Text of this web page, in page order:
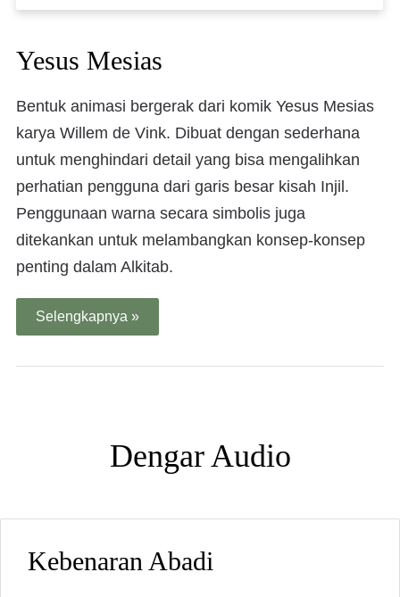
Yesus Mesias
Bentuk animasi bergerak dari komik Yesus Mesias
karya Willem de Vink. Dibuat dengan sederhana
untuk menghindari detail yang bisa mengalihkan
perhatian pengguna dari garis besar kisah Injil.
Penggunaan warna secara simbolis juga
ditekankan untuk melambangkan konsep-konsep
penting dalam Alkitab.
Selengkapnya »
Dengar Audio
Kebenaran Abadi